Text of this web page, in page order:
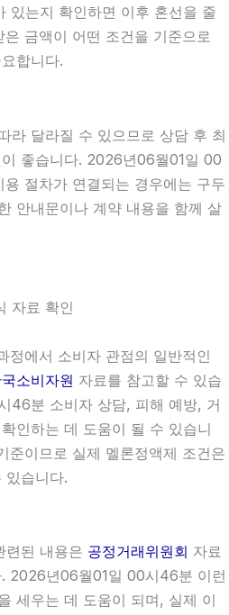
있는지 확인하면 이후 혼선을 줄
금액이 어떤 조건을 기준으로
합니다.
라 달라질 수 있으므로 상담 후 최
좋습니다. 2026년06월01일 00
절차가 연결되는 경우에는 구두
안내문이나 계약 내용을 함께 살
자료 확인
정에서 소비자 관점의 일반적인
소비자원 자료를 참고할 수 있습
46분 소비자 상담, 피해 예방, 거
인하는 데 도움이 될 수 있습니
준이므로 실제 멜론정액제 조건은
있습니다.
련된 내용은 공정거래위원회 자료
2026년06월01일 00시46분 이런
세우는 데 도움이 되며, 실제 이